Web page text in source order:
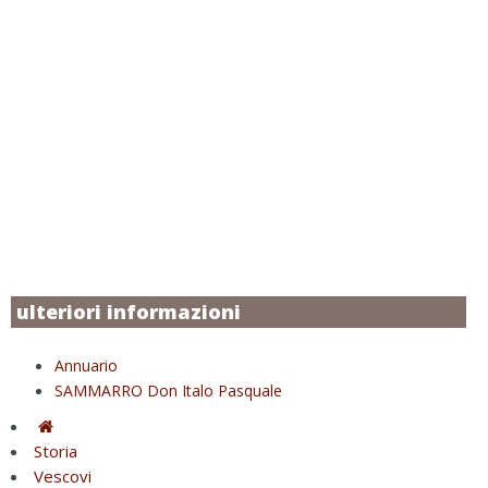
ulteriori informazioni
Annuario
SAMMARRO Don Italo Pasquale
Storia
Vescovi